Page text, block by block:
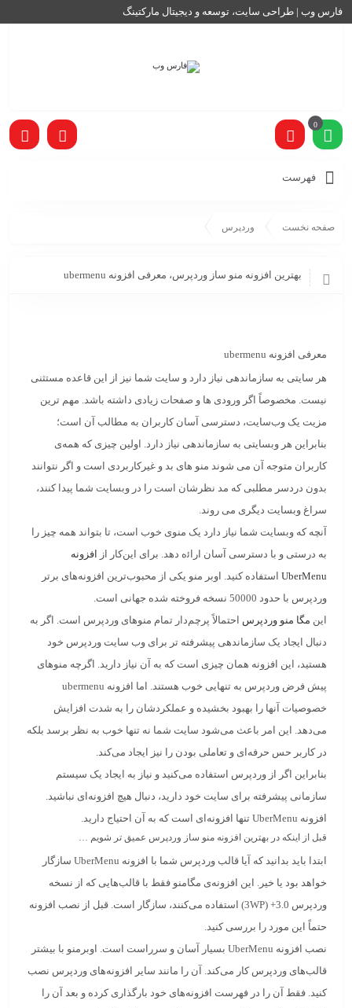
فارس وب | طراحی سایت، توسعه و دیجیتال مارکتینگ
0
فهرست
صفحه نخست وردپرس
بهترین افزونه منو ساز وردپرس، معرفی افزونه ubermenu
معرفی افزونه ubermenu
هر سایتی به سازماندهی نیاز دارد و سایت شما نیز از این قاعده مستثنی
نیست. مخصوصاً اگر ورودی‌ ها و صفحات زیادی داشته باشد. مهم ترین
مزیت یک وب‌سایت، دسترسی آسان کاربران به مطالب آن است؛
بنابراین هر وبسایتی به سازماندهی نیاز دارد. اولین چیزی که همه‌ی
کاربران متوجه آن می‌ شوند منو های بد و غیرکاربردی است و اگر نتوانند
بدون دردسر مطلبی که مد نظرشان است را در وبسایت شما پیدا کنند،
سراغ وبسایت دیگری می‌ روند.
آنچه که وبسایت شما نیاز دارد یک منوی خوب است، تا بتواند همه چیز را
به درستی و با دسترسی آسان اراﺋه دهد. برای این‌کار از
افزونه
UberMenu استفاده کنید. اوبر منو یکی از محبوب‌ترین افزونه‌های برتر
وردپرس با حدود 50000 نسخه فروخته شده جهانی است.
این مگا منو وردپرس احتمالاً پرچم‌دار تمام منوهای وردپرس است. اگر به
دنبال ایجاد یک سازماندهی پیشرفته‌ تر برای وب سایت وردپرس خود
هستید، این افزونه همان چیزی است که به آن نیاز دارید. اگرچه منوهای
پیش فرض وردپرس به تنهایی خوب هستند. اما افزونه ubermenu
خصوصیات آنها را بهبود بخشیده و عملکردشان را به شدت افزایش
می‌دهد. این امر باعث می‌شود سایت شما نه تنها خوب به نظر برسد بلکه
در کاربر حس حرفه‌ای و تعاملی بودن را نیز ایجاد می‌کند.
بنابراین اگر از وردپرس استفاده می‌کنید و نیاز به ایجاد یک سیستم
سازمانی پیشرفته برای سایت خود دارید، دنبال هیچ افزونه‌ای نباشید.
افزونه UberMenu تنها افزونه‌ای است که به آن احتیاج دارید.
قبل از اینکه در بهترین افزونه منو ساز وردپرس عمیق تر شویم …
ابتدا باید بدانید که آیا قالب وردپرس شما با افزونه UberMenu سازگار
خواهد بود یا خیر. این افزونه‌ی مگامنو فقط با قالب‌هایی که از نسخه
وردپرس 3.0+ (3WP) استفاده می‌کنند، سازگار است. قبل از نصب افزونه
حتماً این مورد را بررسی کنید.
نصب افزونه UberMenu بسیار آسان و سرراست است. اوبرمنو با بیشتر
قالب‌های وردپرس کار می‌‌کند. آن را مانند سایر افزونه‌های وردپرس نصب
کنید. فقط آن را در فهرست افزونه‌های خود بارگذاری کرده و بعد آن را